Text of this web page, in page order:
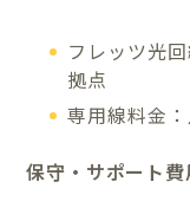
フレッツ光
拠点
専用線料金
保守・サポート費